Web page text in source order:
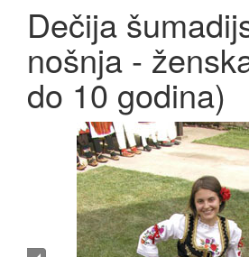
Dečija
nošnja -
do 10 godina)